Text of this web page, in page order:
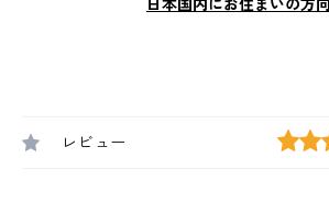
日本国内にお住まいの方
レビュー